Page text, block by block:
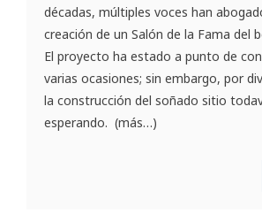
décadas, múltiples voces han
creación de un Salón de la Fama del
El proyecto ha estado a punto de
varias ocasiones; sin embargo, por
la construcción del soñado sitio
esperando. (más…)